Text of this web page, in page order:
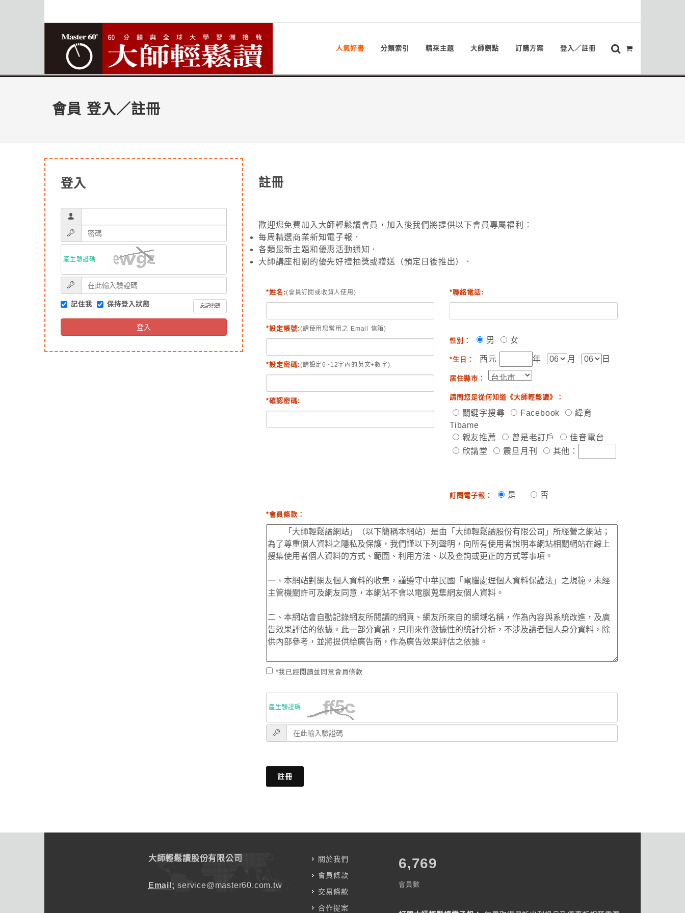
人氣好書 分類索引 精采主題 大師觀點 訂購方案 登入／註冊
會員 登入／註冊
登入
產生驗證碼
記住我 保持登入狀態 忘記密碼
登入
註冊
歡迎您免費加入大師輕鬆讀會員，加入後我們將提供以下會員專屬福利：
每周精選商業新知電子報．
各類最新主題和優惠活動通知．
大師講座相關的優先好禮抽獎或贈送（預定日後推出）．
*姓名:(會員訂閱或收貨人使用)
*設定帳號:(請使用您常用之 Email 信箱)
*設定密碼:(請設定6~12字內的英文+數字)
*確認密碼:
*聯絡電話:
性別： 男 女
*生日： 西元 年 月 日
居住縣市：
請問您是從何知道《大師輕鬆讀》：
關鍵字搜尋 Facebook
緯育
Tibame
親友推薦
曾是老訂戶
佳音電台
欣講堂
震旦月刊 其他：
訂閱電子報： 是 否
*會員條款：
*我已經閱讀並同意會員條款
產生驗證碼
註冊
大師輕鬆讀股份有限公司
Email: service@master60.com.tw
關於我們
會員條款
交易條款
合作提案
7,583
會員數